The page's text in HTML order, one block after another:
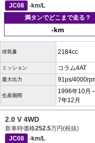
JC08
-km/L
満タンでどこまで走る？
-km
排気量 2184cc
ミッション コラム4AT
最大出力 91ps/
生産期間
1996年10月
7年12月
2.0 V 4WD
新車時価格252.5万円(税抜)
JC08
-km/L